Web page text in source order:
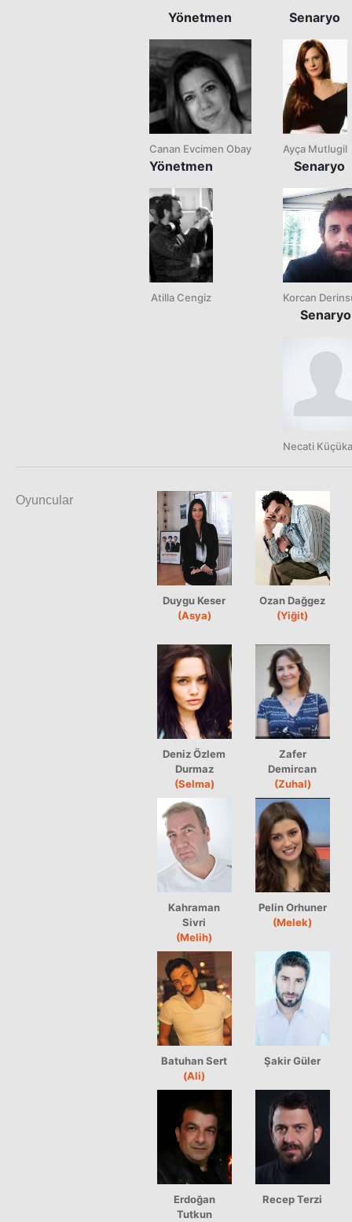
Yönetmen
Canan Evcimen Obay
Yönetmen
Atilla Cengiz
Senaryo
Ayça Mutlugil
Senaryo
Korcan
Senaryo
Necati
Oyuncular
Duygu Keser
(Asya)
Ozan Dağgez
(Yiğit)
Deniz Özlem
Durmaz
(Selma)
Zafer
Demircan
(Zuhal)
Kahraman
Sivri
(Melih)
Pelin Orhuner
(Melek)
Batuhan Sert
(Ali)
Şakir Güler
Erdoğan
Tutkun
Recep Terzi